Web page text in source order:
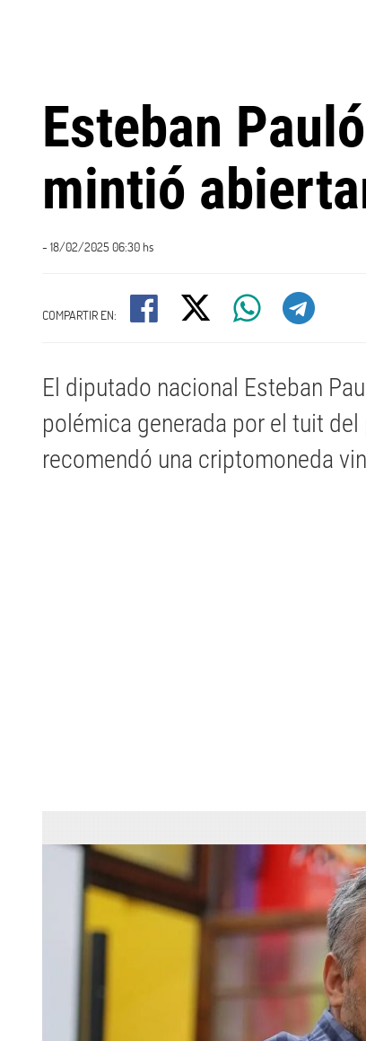
Esteban
mintió
- 18/02/2025 06:30 hs
COMPARTIR EN:
El diputado nacional Esteban
polémica generada por el tuit
recomendó una criptomoneda